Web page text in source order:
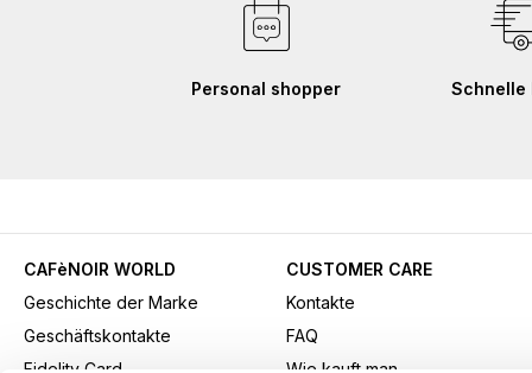
Personal shopper Schnelle
CAFèNOIR WORLD
Geschichte der Marke
Geschäftskontakte
CUSTOMER CARE
Kontakte
FAQ